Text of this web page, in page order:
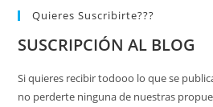
Quieres Suscribirte???
SUSCRIPCIÓN AL BLOG
Si quieres recibir todooo lo que se
no perderte ninguna de nuestras